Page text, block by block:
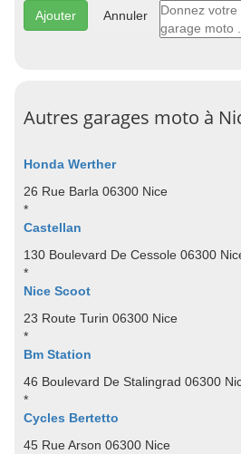
Annuler
Autres garages moto à
Honda Werther
26 Rue Barla 06300 Nice
*
Castellan
130 Boulevard De Cessole 06300
*
Nice Scoot
23 Route Turin 06300 Nice
*
Bm Station
46 Boulevard De Stalingrad 06300
*
Cycles Bertetto
45 Rue Arson 06300 Nice